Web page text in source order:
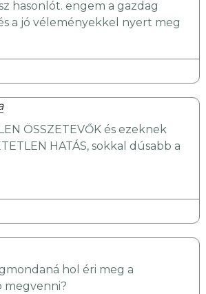
hasonlót. engem a gazdag
a jó véleményekkel nyert meg
ÖSSZETEVŐK és ezeknek
HATÁS, sokkal dúsabb a
hol éri meg a
megvenni?